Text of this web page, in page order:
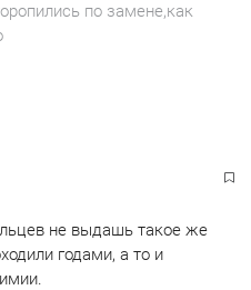
по замене,как
не выдашь такое же
годами, а то и